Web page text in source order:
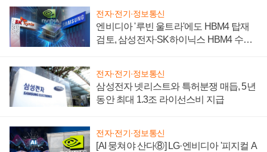
전자·전기·정보통신
엔비디아 '루빈 울트라'에도 HBM4 탑재
검토, 삼성전자·SK하이닉스 HBM4 수율
전자·전기·정보통신
삼성전자 넷리스트와 특허분쟁 매듭, 5년
동안 최대 1.3조 라이선스비 지급
전자·전기·정보통신
[AI 뭉쳐야 산다⑧] LG·엔비디아 '피지컬 A